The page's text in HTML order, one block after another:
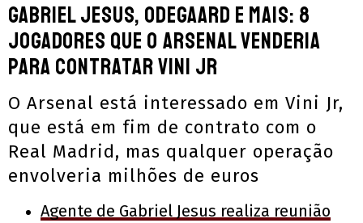
Gabriel Jesus, Odegaard e mais: 8
jogadores que o Arsenal venderia
para contratar Vini Jr
O Arsenal está interessado em Vini Jr,
que está em fim de contrato com o
Real Madrid, mas qualquer operação
envolveria milhões de euros
Agente de Gabriel Jesus realiza reunião